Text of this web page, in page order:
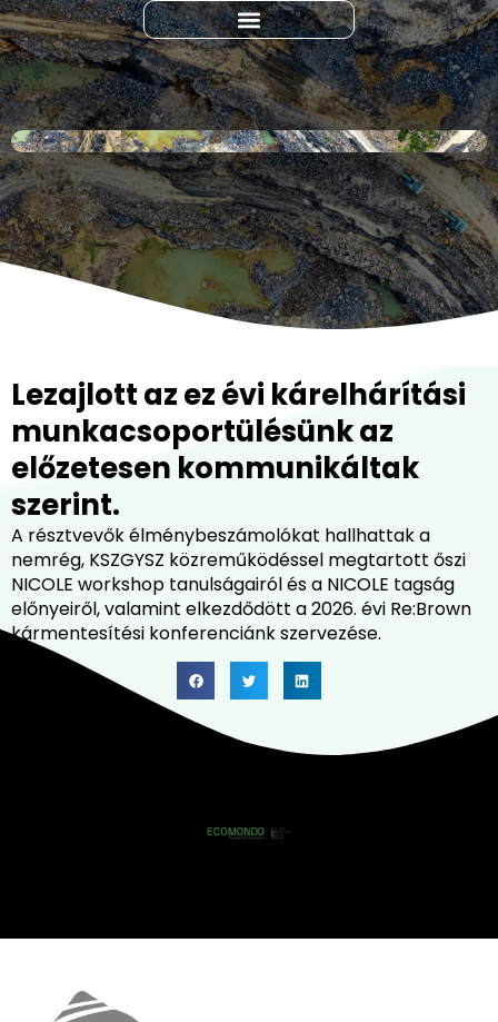
Lezajlott az ez évi kárelhárítási
munkacsoportülésünk az
előzetesen kommunikáltak
szerint.
A résztvevők élménybeszámolókat hallhattak a
nemrég, KSZGYSZ közreműködéssel megtartott őszi
NICOLE workshop tanulságairól és a NICOLE tagság
előnyeiről, valamint elkezdődött a 2026. évi Re:Brown
kármentesítési konferenciánk szervezése.